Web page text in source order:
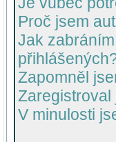
Proč jsem
Jak
Zapomněl
Zaregistroval
V minulosti